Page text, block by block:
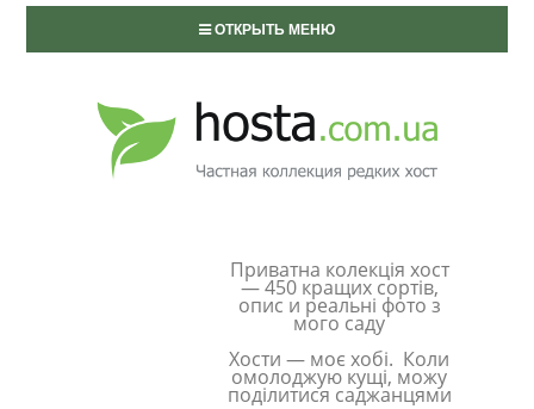
ОТКРЫТЬ МЕНЮ
Приватна колекція хост
— 450 кращих сортів,
опис и реальні фото з
мого саду
Хости — моє хобі. Коли
омолоджую кущі, можу
поділитися саджанцями